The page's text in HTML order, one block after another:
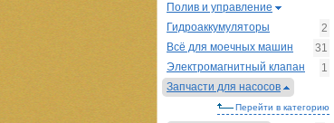
Полив и управление
Гидроаккумуляторы
2
Всё для моечных машин
31
Электромагнитный клапан
1
Запчасти для насосов
Перейти в категорию